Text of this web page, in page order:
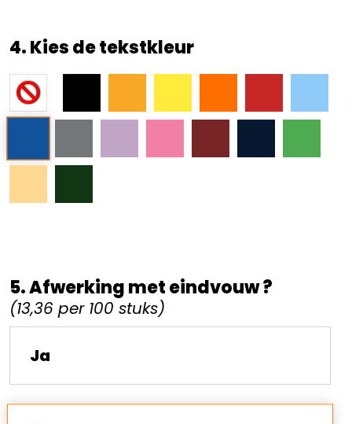
4. Kies de tekstkleur
5. Afwerking met eindvouw ?
(13,36 per 100 stuks)
Ja